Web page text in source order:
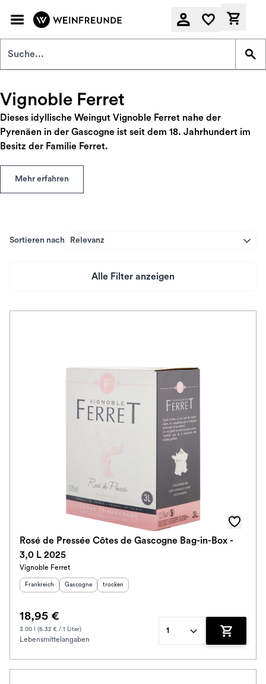
Vignoble Ferret
Dieses idyllische Weingut Vignoble Ferret nahe der
Pyrenäen in der Gascogne ist seit dem 18. Jahrhundert im
Besitz der Familie Ferret.
Mehr erfahren
Sortieren nach Relevanz
Alle Filter anzeigen
Alkoholfrei
Jahrgang
Klassifikation
Rosé de Pressée Côtes de Gascogne Bag-in-Box -
3,0 L 2025
Vignoble Ferret
Herkunftsland
Frankreich Herkunftsregion:
Gascogne Geschmack
trocken
18,95 €
3.00 l (6.32 € / 1 Liter)
Lebensmittelangaben
1
Zum